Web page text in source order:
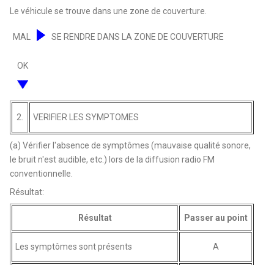
Le véhicule se trouve dans une zone de couverture.
MAL SE RENDRE DANS LA ZONE DE COUVERTURE
OK
2. VERIFIER LES SYMPTOMES
(a) Vérifier l'absence de symptômes (mauvaise qualité sonore,
le bruit n'est audible, etc.) lors de la diffusion radio FM
conventionnelle.
Résultat:
Résultat Passer au point
Les symptômes sont présents A